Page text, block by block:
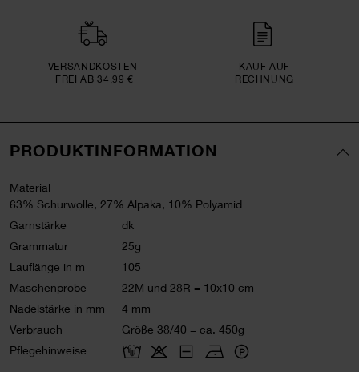
VERSAND­KOSTEN­
FREI AB 34,99 €
KAUF AUF
RECHNUNG
PRODUKTINFORMATION
Material
63% Schurwolle, 27% Alpaka, 10% Polyamid
Garnstärke
dk
Grammatur
25g
Lauflänge in m
105
Maschenprobe
22M und 28R = 10x10 cm
Nadelstärke in mm
4 mm
Verbrauch
Größe 38/40 = ca. 450g
Pflegehinweise